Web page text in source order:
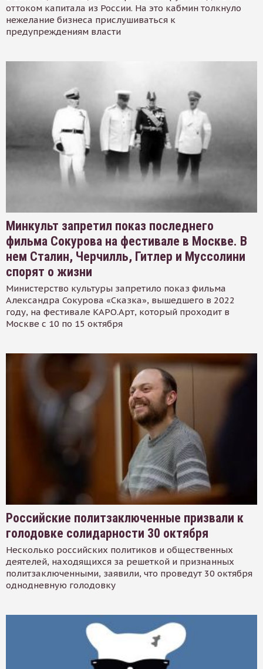
оттоком капитала из России. На это кабмин толкнуло
нежелание бизнеса прислушиваться к
предупреждениям власти
Минкульт запретил показ последнего
фильма Сокурова на фестивале в Москве. В
нем Сталин, Черчилль, Гитлер и Муссолини
спорят о жизни
Министерство культуры запретило показ фильма
Александра Сокурова «Сказка», вышедшего в 2022
году, на фестивале КАРО.Арт, который проходит в
Москве с 10 по 15 октября
Российские политзаключенные призвали к
голодовке солидарности 30 октября
Несколько российских политиков и общественных
деятелей, находящихся за решеткой и признанных
политзаключенными, заявили, что проведут 30 октября
однодневную голодовку